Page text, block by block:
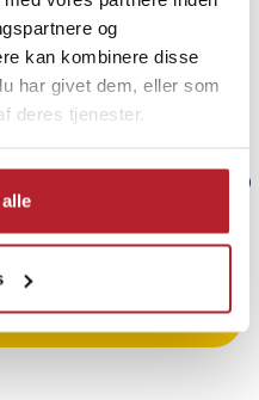
og
kan kombinere disse
har givet dem, eller som
deres tjenester.